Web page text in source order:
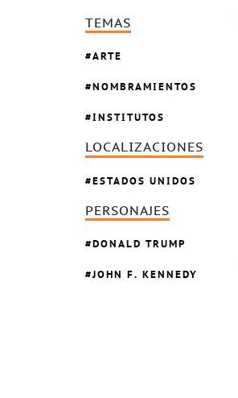
TEMAS
ARTE
NOMBRAMIENTOS
INSTITUTOS
LOCALIZACIONES
ESTADOS UNIDOS
PERSONAJES
DONALD TRUMP
JOHN F. KENNEDY